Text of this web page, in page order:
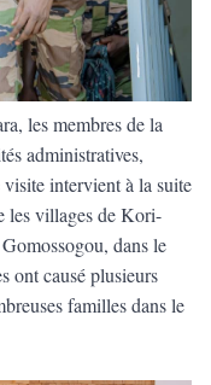
les membres de la
administratives,
intervient à la suite
les villages de Kori-
dans le
ont causé plusieurs
familles dans le